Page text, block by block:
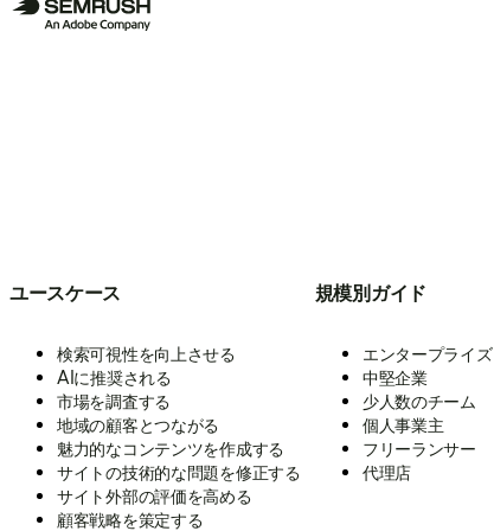
ユースケース
検索可視性を向上させる
AIに推奨される
市場を調査する
地域の顧客とつながる
魅力的なコンテンツを作成する
サイトの技術的な問題を修正する
サイト外部の評価を高める
顧客戦略を策定する
規模別ガイド
エンタープライズ
中堅企業
少人数のチーム
個人事業主
フリーランサー
代理店